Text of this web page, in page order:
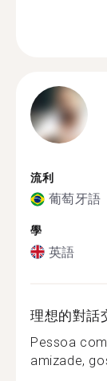
流利
葡萄牙語
學
英語
理想的對話
Pessoa
amizade,